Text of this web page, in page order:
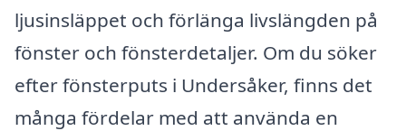
ljusinsläppet och förlänga livslängden på
fönster och fönsterdetaljer. Om du söker
efter fönsterputs i Undersåker, finns det
många fördelar med att använda en